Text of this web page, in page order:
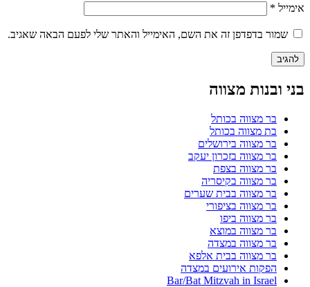
אימייל *
שמור בדפדפן זה את השם, האימייל והאתר שלי לפעם הבאה שאגיב.
בני ובנות מצווה
בר מצווה בכותל
בת מצווה בכותל
בר מצווה בירושלים
בר מצווה בזכרון יעקב
בר מצווה בצפת
בר מצווה בקיסריה
בר מצווה בבית שערים
בר מצווה בציפורי
בר מצווה ביפו
בר מצווה במוצא
בר מצווה במצדה
בר מצווה בבית אלפא
הפקות אירועים במצדה
Bar/Bat Mitzvah in Israel